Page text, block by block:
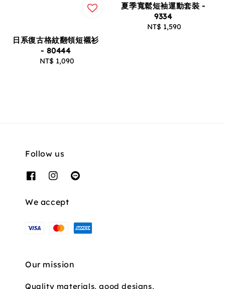
日系復古格紋翻領短襯衫
- 80444
Regular
NT$ 1,090
夏季寬鬆短袖運動套裝 -
9334
Regular
NT$ 1,590
Follow us
We accept
Our mission
Quality materials, good designs,